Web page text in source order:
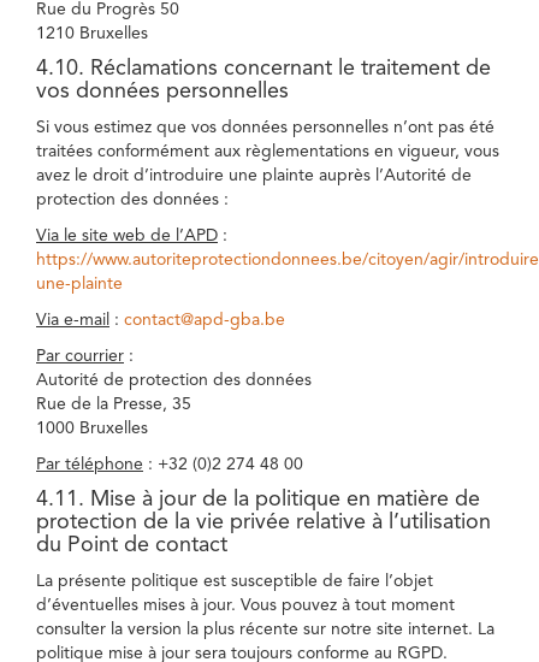
Rue du Progrès 50
1210 Bruxelles
4.10. Réclamations concernant le traitement de
vos données personnelles
Si vous estimez que vos données personnelles n’ont pas été
traitées conformément aux règlementations en vigueur, vous
avez le droit d’introduire une plainte auprès l’Autorité de
protection des données :
Via le site web de l’APD :
https://www.autoriteprotectiondonnees.be/citoyen/agir/
une-plainte
Via e-mail : contact@apd-gba.be
Par courrier :
Autorité de protection des données
Rue de la Presse, 35
1000 Bruxelles
Par téléphone : +32 (0)2 274 48 00
4.11. Mise à jour de la politique en matière de
protection de la vie privée relative à l’utilisation
du Point de contact
La présente politique est susceptible de faire l’objet
d’éventuelles mises à jour. Vous pouvez à tout moment
consulter la version la plus récente sur notre site internet. La
politique mise à jour sera toujours conforme au RGPD.